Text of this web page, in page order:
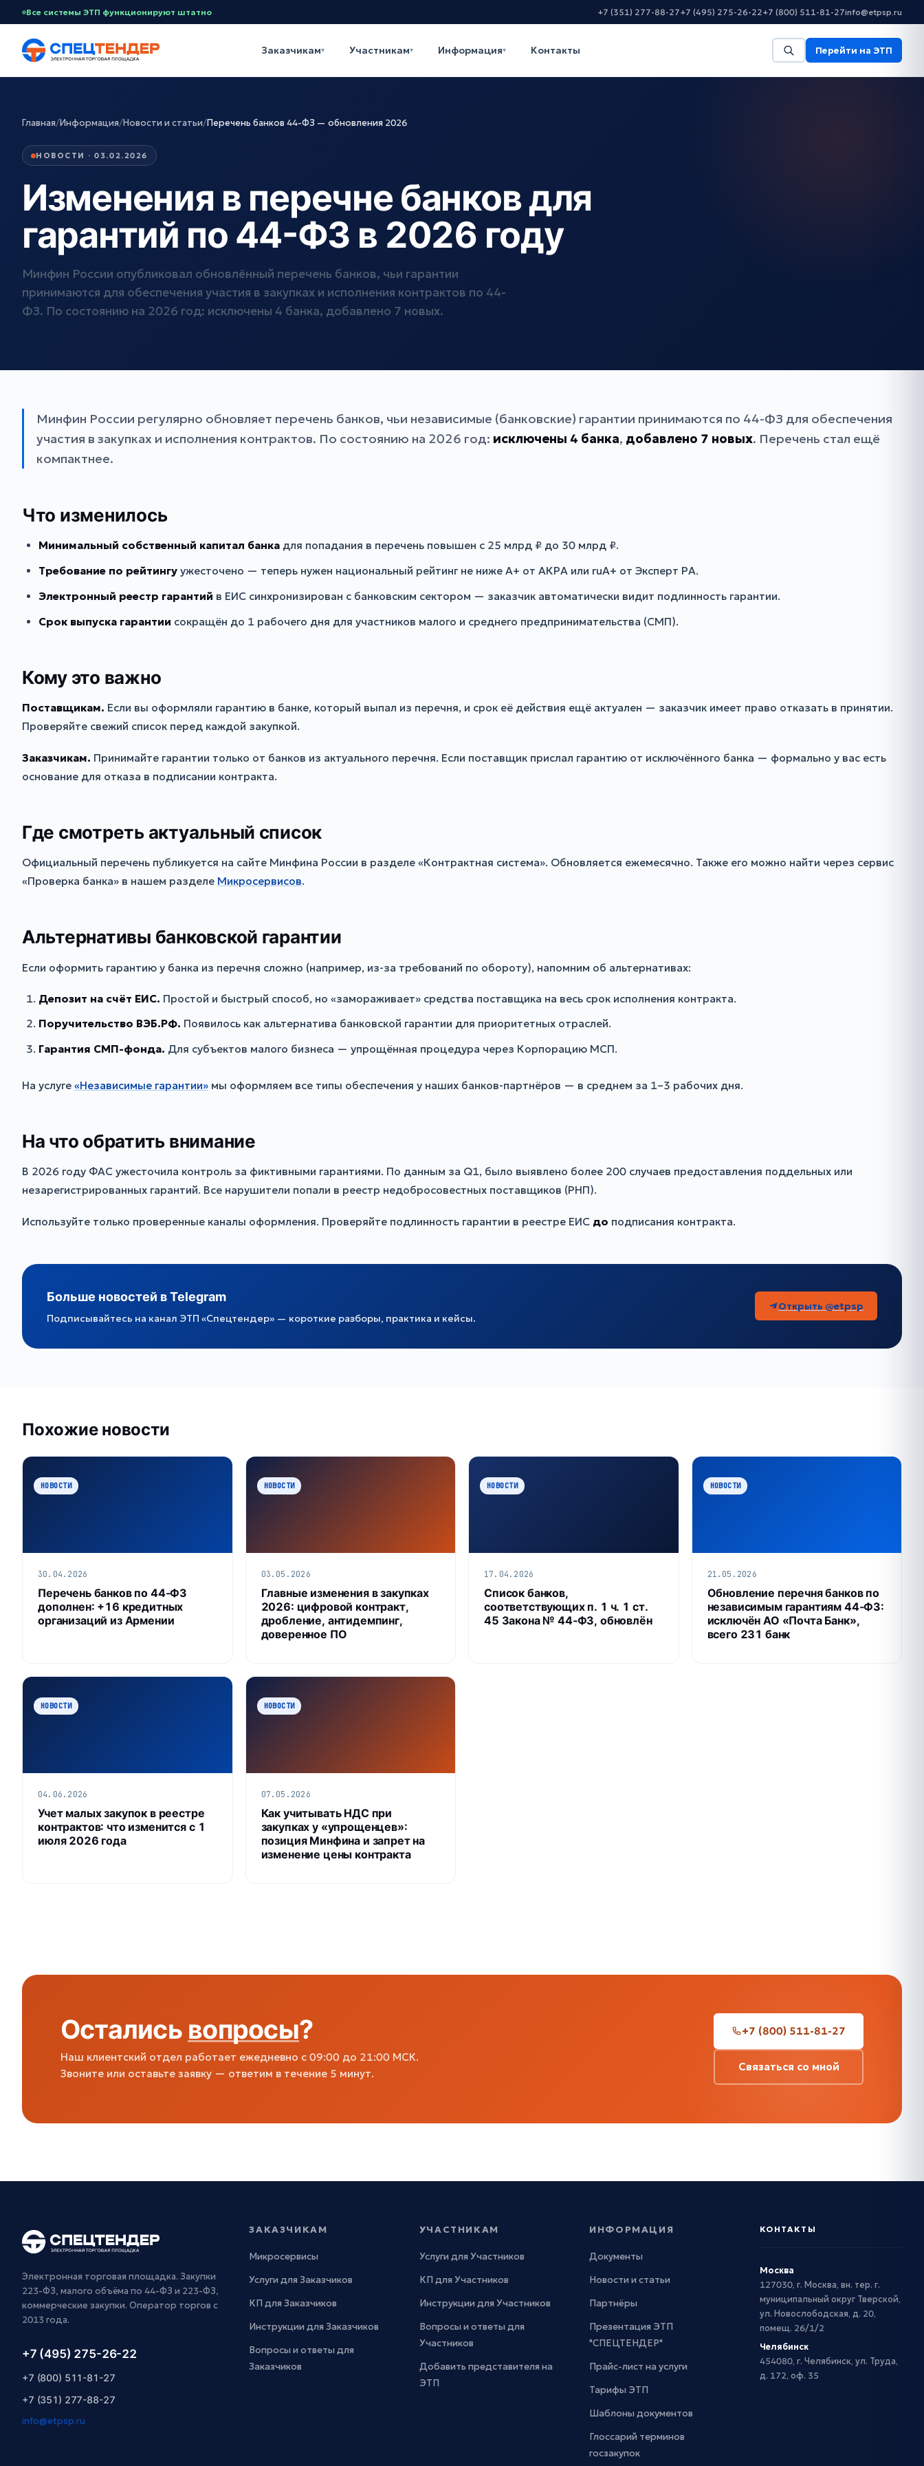
Все системы ЭТП функционируют штатно +7 (351) 277-88-27+7 (495) 275-26-22+7 (800) 511-81-27info@etpsp.ru
Заказчикам▾ Участникам▾ Информация▾ Контакты Перейти на ЭТП
Главная/Информация/Новости и статьи/Перечень банков 44-ФЗ — обновления 2026
НОВОСТИ · 03.02.2026
Изменения в перечне банков для
гарантий по 44-ФЗ в 2026 году
Минфин России опубликовал обновлённый перечень банков, чьи гарантии
принимаются для обеспечения участия в закупках и исполнения контрактов по 44-
ФЗ. По состоянию на 2026 год: исключены 4 банка, добавлено 7 новых.
Минфин России регулярно обновляет перечень банков, чьи независимые (банковские) гарантии принимаются по 44-ФЗ для обеспечения
участия в закупках и исполнения контрактов. По состоянию на 2026 год: исключены 4 банка, добавлено 7 новых. Перечень стал ещё
компактнее.
Что изменилось
Минимальный собственный капитал банка для попадания в перечень повышен с 25 млрд ₽ до 30 млрд ₽.
Требование по рейтингу ужесточено — теперь нужен национальный рейтинг не ниже A+ от АКРА или ruA+ от Эксперт РА.
Электронный реестр гарантий в ЕИС синхронизирован с банковским сектором — заказчик автоматически видит подлинность гарантии.
Срок выпуска гарантии сокращён до 1 рабочего дня для участников малого и среднего предпринимательства (СМП).
Кому это важно
Поставщикам. Если вы оформляли гарантию в банке, который выпал из перечня, и срок её действия ещё актуален — заказчик имеет право отказать в принятии.
Проверяйте свежий список перед каждой закупкой.
Заказчикам. Принимайте гарантии только от банков из актуального перечня. Если поставщик прислал гарантию от исключённого банка — формально у вас есть
основание для отказа в подписании контракта.
Где смотреть актуальный список
Официальный перечень публикуется на сайте Минфина России в разделе «Контрактная система». Обновляется ежемесячно. Также его можно найти через сервис
«Проверка банка» в нашем разделе Микросервисов.
Альтернативы банковской гарантии
Если оформить гарантию у банка из перечня сложно (например, из-за требований по обороту), напомним об альтернативах:
Депозит на счёт ЕИС. Простой и быстрый способ, но «замораживает» средства поставщика на весь срок исполнения контракта.
Поручительство ВЭБ.РФ. Появилось как альтернатива банковской гарантии для приоритетных отраслей.
Гарантия СМП-фонда. Для субъектов малого бизнеса — упрощённая процедура через Корпорацию МСП.
На услуге «Независимые гарантии» мы оформляем все типы обеспечения у наших банков-партнёров — в среднем за 1–3 рабочих дня.
На что обратить внимание
В 2026 году ФАС ужесточила контроль за фиктивными гарантиями. По данным за Q1, было выявлено более 200 случаев предоставления поддельных или
незарегистрированных гарантий. Все нарушители попали в реестр недобросовестных поставщиков (РНП).
Используйте только проверенные каналы оформления. Проверяйте подлинность гарантии в реестре ЕИС до подписания контракта.
Больше новостей в Telegram
Подписывайтесь на канал ЭТП «Спецтендер» — короткие разборы, практика и кейсы.
Открыть @etpsp
Похожие новости
НОВОСТИ
30.04.2026
Перечень банков по 44‑ФЗ
дополнен: +16 кредитных
организаций из Армении
НОВОСТИ
03.05.2026
Главные изменения в закупках
2026: цифровой контракт,
дробление, антидемпинг,
доверенное ПО
НОВОСТИ
17.04.2026
Список банков,
соответствующих п. 1 ч. 1 ст.
45 Закона № 44‑ФЗ, обновлён
НОВОСТИ
21.05.2026
Обновление перечня банков по
независимым гарантиям 44‑ФЗ:
исключён АО «Почта Банк»,
всего 231 банк
НОВОСТИ
04.06.2026
Учет малых закупок в реестре
контрактов: что изменится с 1
июля 2026 года
НОВОСТИ
07.05.2026
Как учитывать НДС при
закупках у «упрощенцев»:
позиция Минфина и запрет на
изменение цены контракта
Остались вопросы?
Наш клиентский отдел работает ежедневно с 09:00 до 21:00 МСК.
Звоните или оставьте заявку — ответим в течение 5 минут.
+7 (800) 511-81-27
Связаться со мной
Электронная торговая площадка. Закупки
223-ФЗ, малого объёма по 44-ФЗ и 223-ФЗ,
коммерческие закупки. Оператор торгов с
2013 года.
+7 (495) 275-26-22
+7 (800) 511-81-27
+7 (351) 277-88-27
info@etpsp.ru
ЗАКАЗЧИКАМ
Микросервисы
Услуги для Заказчиков
КП для Заказчиков
Инструкции для Заказчиков
Вопросы и ответы для
Заказчиков
УЧАСТНИКАМ
Услуги для Участников
КП для Участников
Инструкции для Участников
Вопросы и ответы для
Участников
Добавить представителя на
ЭТП
ИНФОРМАЦИЯ
Документы
Новости и статьи
Партнёры
Презентация ЭТП
"СПЕЦТЕНДЕР"
Прайс-лист на услуги
Тарифы ЭТП
Шаблоны документов
Глоссарий терминов
госзакупок
КОНТАКТЫ
Москва
127030, г. Москва, вн. тер. г.
муниципальный округ Тверской,
ул. Новослободская, д. 20,
помещ. 26/1/2
Челябинск
454080, г. Челябинск, ул. Труда,
д. 172, оф. 35